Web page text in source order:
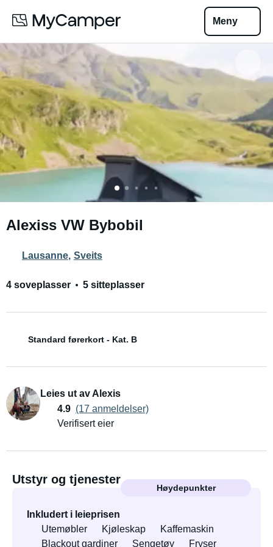
Meny
Alexiss VW Bybobil
Lausanne, Sveits
4 soveplasser 5 sitteplasser
Standard førerkort - Kat. B
Leies ut av Alexis
4.9 (17 anmeldelser)
Verifisert eier
Utstyr og tjenester
Høydepunkter
Inkludert i leieprisen
Utemøbler
Kjøleskap
Kaffemaskin
Blackout gardiner
Sengetøy Fryser